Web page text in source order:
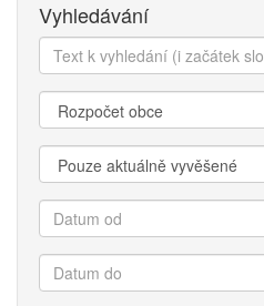
Vyhledávání
Text
k
vyhledání:
Kategorie:
Zobrazit:
Datum
od
Datum
do